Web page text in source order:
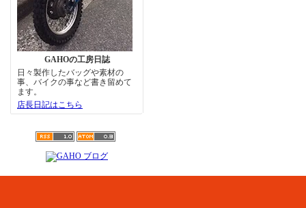
GAHOの工房日誌
日々製作したバッグや素材の
事、バイクの事など書き留めて
ます。
店長日記はこちら